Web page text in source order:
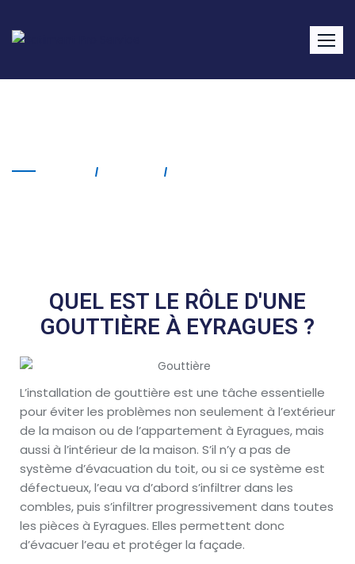
QUEL EST LE RÔLE D'UNE
GOUTTIÈRE À EYRAGUES ?
L’installation de gouttière est une tâche essentielle
pour éviter les problèmes non seulement à l’extérieur
de la maison ou de l’appartement à Eyragues, mais
aussi à l’intérieur de la maison. S’il n’y a pas de
système d’évacuation du toit, ou si ce système est
défectueux, l’eau va d’abord s’infiltrer dans les
combles, puis s’infiltrer progressivement dans toutes
les pièces à Eyragues. Elles permettent donc
d’évacuer l’eau et protéger la façade.